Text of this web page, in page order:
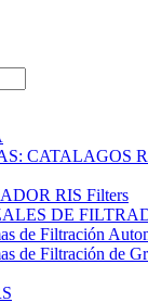
CATALAGOS
RIS Filters
DE
de Filtración
de Filtración de